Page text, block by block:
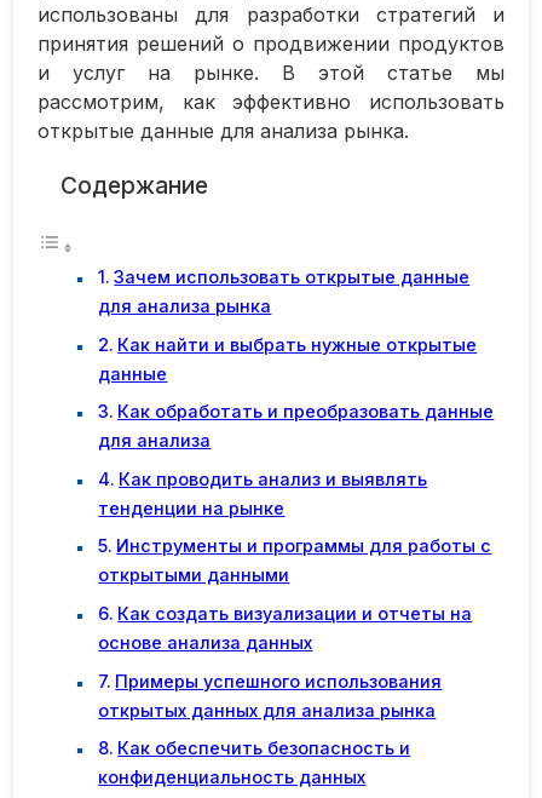
использованы для разработки стратегий и
принятия решений о продвижении продуктов
и услуг на рынке. В этой статье мы
рассмотрим, как эффективно использовать
открытые данные для анализа рынка.
Содержание
Зачем использовать открытые данные
для анализа рынка
Как найти и выбрать нужные открытые
данные
Как обработать и преобразовать данные
для анализа
Как проводить анализ и выявлять
тенденции на рынке
Инструменты и программы для работы с
открытыми данными
Как создать визуализации и отчеты на
основе анализа данных
Примеры успешного использования
открытых данных для анализа рынка
Как обеспечить безопасность и
конфиденциальность данных